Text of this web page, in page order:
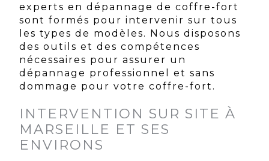
experts en dépannage de coffre-fort
sont formés pour intervenir sur tous
les types de modèles. Nous disposons
des outils et des compétences
nécessaires pour assurer un
dépannage professionnel et sans
dommage pour votre coffre-fort.
INTERVENTION SUR SITE À
MARSEILLE ET SES
ENVIRONS